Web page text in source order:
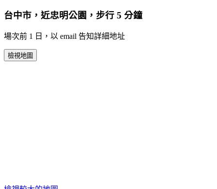
台中市，近忠明公園，步行 5 分鐘
場次前 1 日，以 email 告知詳細地址
檢視地圖